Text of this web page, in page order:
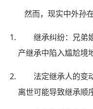
然而，现实中外孙
继承纠纷：兄弟
产继承中陷入尴尬境
法定继承人的变
离世可能导致继承顺